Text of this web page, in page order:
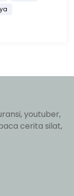
youtuber,
cerita silat,